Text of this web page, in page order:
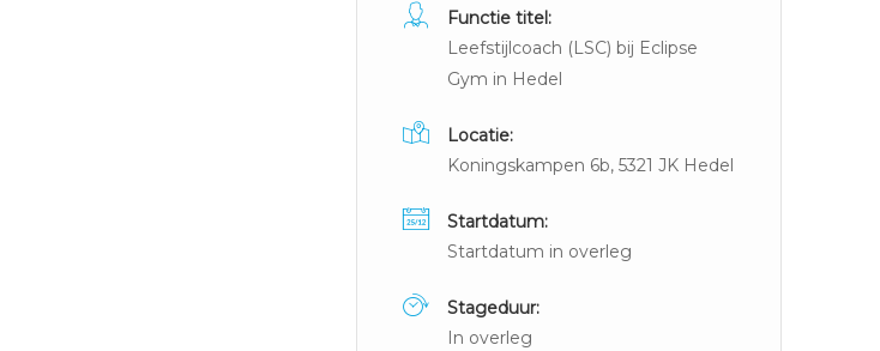
Functie titel:
Leefstijlcoach (LSC) bij Eclipse
Gym in Hedel
Locatie:
Koningskampen 6b, 5321 JK Hedel
Startdatum:
Startdatum in overleg
Stageduur:
In overleg